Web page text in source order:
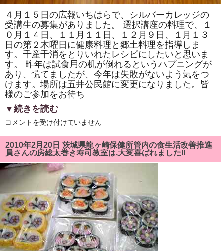
わ
せ
が
あ
り
ま
し
た。
は
４月１５日の広報いちはらで、シルバーカレッジの
受講生の募集がありました。 選択講座の料理で、１
０月１４日、１１月１１日、１２月９日、１月１３
日の第２木曜日に健康料理と郷土料理を指導しま
す。千産千消をとりいれたレシピにしたいと思いま
す。 昨年は試食用の机が倒れるというハプニングが
あり、慌てましたが、今年は失敗がないよう気をつ
けます。場所は五井公民館に変更になりました。皆
様のご参加をお待ち
▼続きを読む
市
市
シ
ル
バ
ー
カ
ジ
で
今
年
も
「健
康
料
理・
コメントを受け付けていません
2010年2月20日 茨城県龍ヶ崎保健所管内の食生活改善推進
員さんの房総太巻き寿司教室は,大変喜ばれました!!